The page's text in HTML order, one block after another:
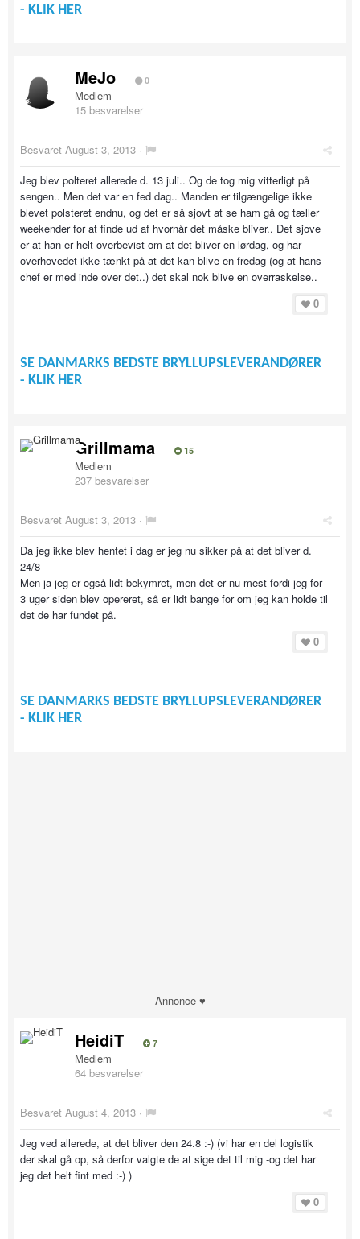
- KLIK HER
MeJo 0
Medlem
15 besvarelser
Besvaret August 3, 2013 ·
Jeg blev polteret allerede d. 13 juli.. Og de tog mig vitterligt på
sengen.. Men det var en fed dag.. Manden er tilgængelige ikke
blevet polsteret endnu, og det er så sjovt at se ham gå og tæller
weekender for at finde ud af hvornår det måske bliver.. Det sjove
er at han er helt overbevist om at det bliver en lørdag, og har
overhovedet ikke tænkt på at det kan blive en fredag (og at hans
chef er med inde over det..) det skal nok blive en overraskelse..
0
SE DANMARKS BEDSTE BRYLLUPSLEVERANDØRER
- KLIK HER
Grillmama 15
Medlem
237 besvarelser
Besvaret August 3, 2013 ·
Da jeg ikke blev hentet i dag er jeg nu sikker på at det bliver d.
24/8
Men ja jeg er også lidt bekymret, men det er nu mest fordi jeg for
3 uger siden blev opereret, så er lidt bange for om jeg kan holde til
det de har fundet på.
0
SE DANMARKS BEDSTE BRYLLUPSLEVERANDØRER
- KLIK HER
Annonce ♥
HeidiT 7
Medlem
64 besvarelser
Besvaret August 4, 2013 ·
Jeg ved allerede, at det bliver den 24.8 :-) (vi har en del logistik
der skal gå op, så derfor valgte de at sige det til mig -og det har
jeg det helt fint med :-) )
0